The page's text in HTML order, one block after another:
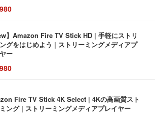
】Amazon Fire TV Stick HD | 手軽にストリ
グをはじめよう | ストリーミングメディアプ
ー
Fire TV Stick 4K Select | 4Kの高画質スト
ング | ストリーミングメディアプレイヤー